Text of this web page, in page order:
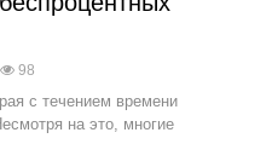
98
с течением времени
на это, многие